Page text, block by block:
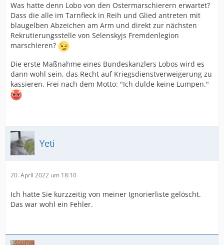
Was hatte denn Lobo von den Ostermarschierern erwartet?
Dass die alle im Tarnfleck in Reih und Glied antreten mit
blaugelben Abzeichen am Arm und direkt zur nächsten
Rekrutierungsstelle von Selenskyjs Fremdenlegion
marschieren?
Die erste Maßnahme eines Bundeskanzlers Lobos wird es
dann wohl sein, das Recht auf Kriegsdienstverweigerung zu
kassieren. Frei nach dem Motto: "Ich dulde keine Lumpen."
Yeti
20. April 2022 um 18:10
Ich hatte Sie kurzzeitig von meiner Ignorierliste gelöscht.
Das war wohl ein Fehler.